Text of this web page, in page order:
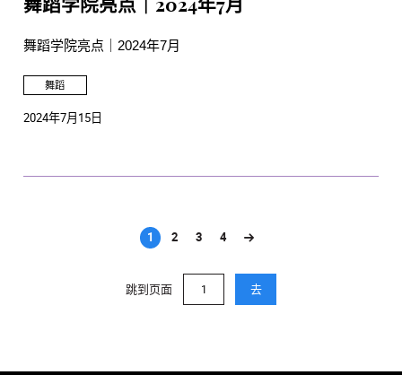
舞蹈学院亮点｜2024年7月
舞蹈学院亮点｜2024年7月
舞蹈
2024年7月15日
1
(current)
2 3 4
跳到页面 去